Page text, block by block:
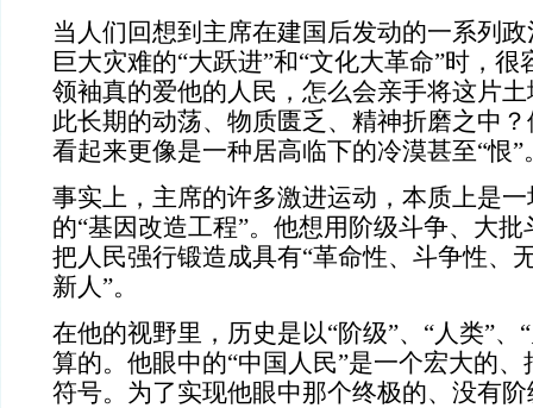
当人们回想到主席在建国后发动的一系列
巨大灾难的“大跃进”和“文化大革命”时，
领袖真的爱他的人民，怎么会亲手将这片
此长期的动荡、物质匮乏、精神折磨之中
看起来更像是一种居高临下的冷漠甚至“恨”
事实上，主席的许多激进运动，本质上是
的“基因改造工程”。他想用阶级斗争、大
把人民强行锻造成具有“革命性、斗争性、
新人”。
在他的视野里，历史是以“阶级”、“人类”、
算的。他眼中的“中国人民”是一个宏大的
符号。为了实现他眼中那个终极的、没有